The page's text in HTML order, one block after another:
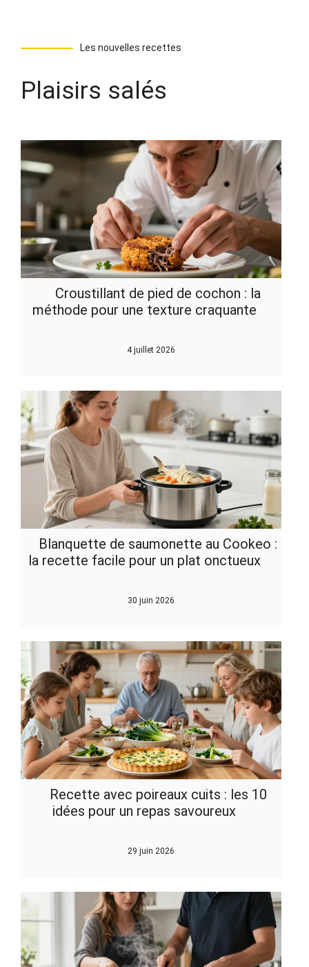
Les nouvelles recettes
Plaisirs salés
Croustillant de pied de cochon : la
méthode pour une texture craquante
4 juillet 2026
Blanquette de saumonette au Cookeo :
la recette facile pour un plat onctueux
30 juin 2026
Recette avec poireaux cuits : les 10
idées pour un repas savoureux
29 juin 2026